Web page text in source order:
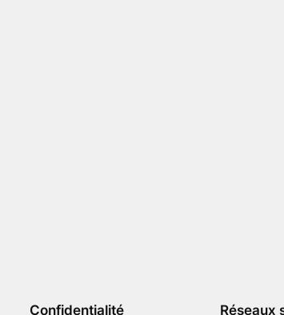
Confidentialité Réseaux